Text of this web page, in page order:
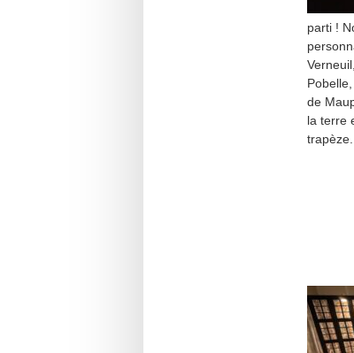
parti !
de
la terre